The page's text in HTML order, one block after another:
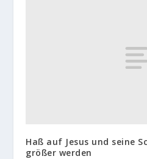
Haß auf Jesus und seine
größer werden